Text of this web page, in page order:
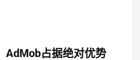
AdMob占据绝对优势